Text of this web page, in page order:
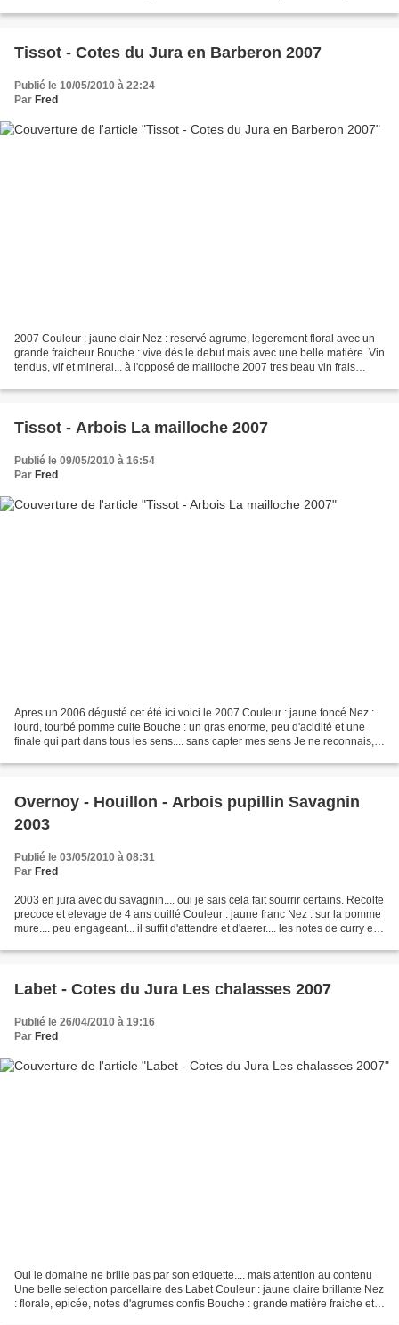
Tissot - Cotes du Jura en Barberon 2007
Publié le 10/05/2010 à 22:24
Par Fred
2007 Couleur : jaune clair Nez : reservé agrume, legerement floral avec un
grande fraicheur Bouche : vive dès le debut mais avec une belle matière. Vin
tendus, vif et mineral... à l'opposé de mailloche 2007 tres beau vin frais
Tissot - Arbois La mailloche 2007
Publié le 09/05/2010 à 16:54
Par Fred
Apres un 2006 dégusté cet été ici voici le 2007 Couleur : jaune foncé Nez :
lourd, tourbé pomme cuite Bouche : un gras enorme, peu d'acidité et une
finale qui part dans tous les sens.... sans capter mes sens Je ne reconnais,
Overnoy - Houillon - Arbois pupillin Savagnin
2003
Publié le 03/05/2010 à 08:31
Par Fred
2003 en jura avec du savagnin.... oui je sais cela fait sourrir certains. Recolte
precoce et elevage de 4 ans ouillé Couleur : jaune franc Nez : sur la pomme
mure.... peu engageant... il suffit d'attendre et d'aerer.... les notes de curry et
Labet - Cotes du Jura Les chalasses 2007
Publié le 26/04/2010 à 19:16
Par Fred
Oui le domaine ne brille pas par son etiquette.... mais attention au contenu
Une belle selection parcellaire des Labet Couleur : jaune claire brillante Nez
: florale, epicée, notes d'agrumes confis Bouche : grande matière fraiche et